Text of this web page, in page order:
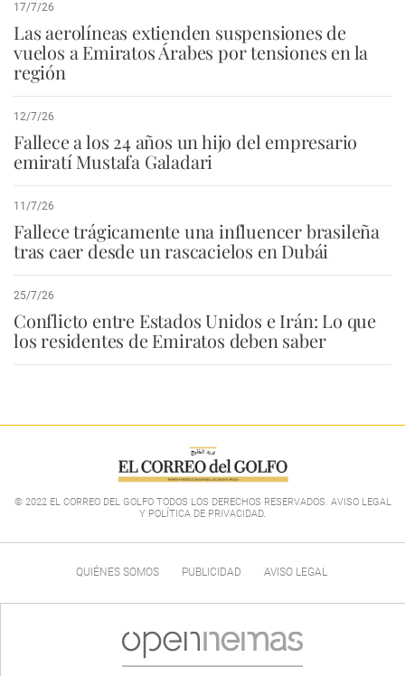
17/7/26
Las aerolíneas extienden suspensiones de
vuelos a Emiratos Árabes por tensiones en la
región
12/7/26
Fallece a los 24 años un hijo del empresario
emiratí Mustafa Galadari
11/7/26
Fallece trágicamente una influencer brasileña
tras caer desde un rascacielos en Dubái
25/7/26
Conflicto entre Estados Unidos e Irán: Lo que
los residentes de Emiratos deben saber
© 2022 EL CORREO DEL GOLFO TODOS LOS DERECHOS RESERVADOS. AVISO LEGAL
Y POLÍTICA DE PRIVACIDAD.
QUIÉNES SOMOS PUBLICIDAD AVISO LEGAL